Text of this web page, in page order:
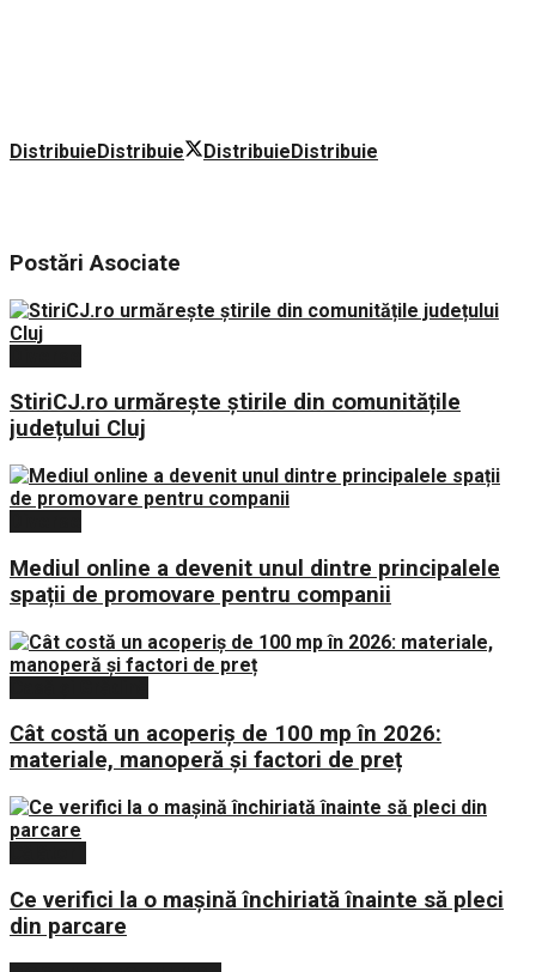
Distribuie Distribuie Distribuie Distribuie
PostăriAsociate
StiriCJ.ro urmărește știrile din comunitățile
județului Cluj
Mediul online a devenit unul dintre principalele
spații de promovare pentru companii
Cât costă un acoperiș de 100 mp în 2026:
materiale, manoperă și factori de preț
Ce verifici la o mașină închiriată înainte să pleci
din parcare